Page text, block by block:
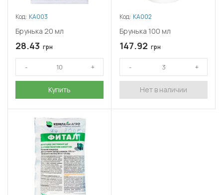
Код: КА003
Брунька 20 мл
28.43 грн
Купить
Код: КА002
Брунька 100 мл
147.92 грн
Нет в наличии